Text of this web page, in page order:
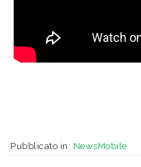
Pubblicato in: NewsMobile